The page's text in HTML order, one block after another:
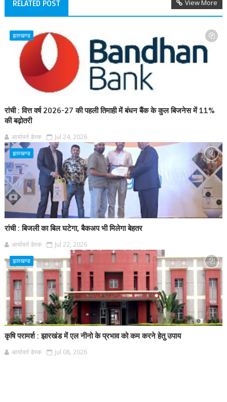
RELATED POST View More
झारखण्ड
रांची : वित्त वर्ष 2026-27 की पहली तिमाही में बंधन बैंक के कुल बिजनेस में 11%
की बढ़ोतरी
आर्यावर्त डेस्क Jul 24, 2026
झारखण्ड
रांची : बिजली का बिल घटेगा, बैकअप भी मिलेगा बेहतर
आर्यावर्त डेस्क Jul 22, 2026
झारखण्ड
कृषि परामर्श : झारखंड में एल नीनो के प्रभाव को कम करने हेतु उपाय
आर्यावर्त डेस्क Jul 08, 2026